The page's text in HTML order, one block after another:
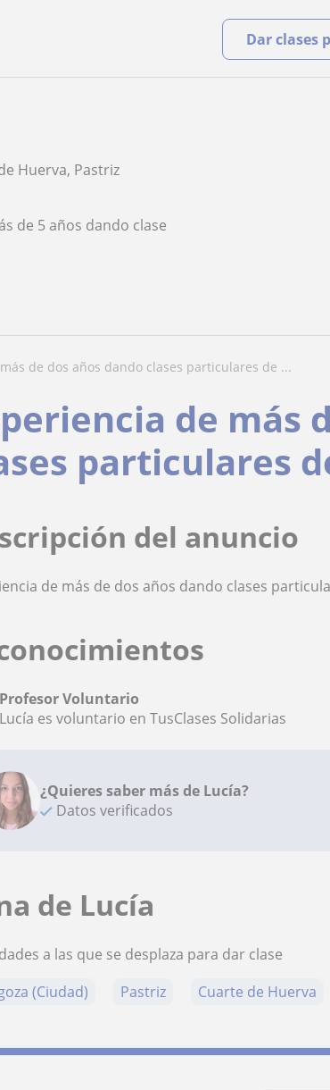
Dar clases
Huerva, Pastriz
de 5 años dando clase
de dos años dando clases particulares de ...
de más
particulares
del anuncio
de más de dos años dando clases
Profesor Voluntario
Lucía es voluntario en TusClases Solidarias
¿Quieres saber más de Lucía?
Datos verificados
de Lucía
a las que se desplaza para dar clase
(Ciudad)
Pastriz Cuarte de Huerva